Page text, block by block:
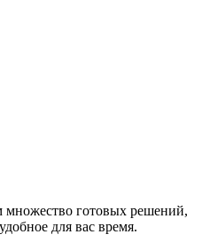
множество готовых решений,
для вас время.